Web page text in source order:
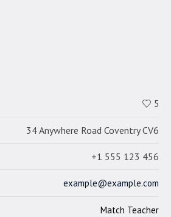
5
34 Anywhere Road Coventry CV6
+1 555 123 456
example@example.com
Match Teacher